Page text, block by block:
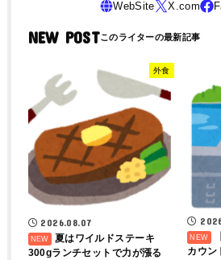
NEW POST
外食
2026.08.07
夏はワイルドステーキ
300gランチセットで力が漲る
カウン